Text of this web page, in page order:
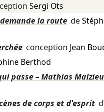
Sergi Ots
la route de
conception Jean
Berthod
passe – Mathias
de corps et d'esprit d’